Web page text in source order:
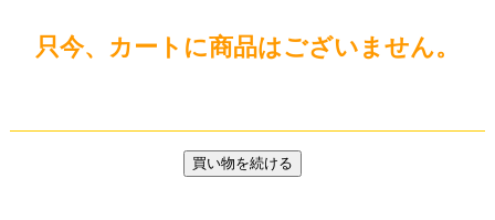
只今、カートに商品はございません。